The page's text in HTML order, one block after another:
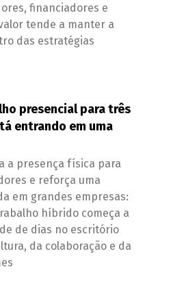
financiadores e
tende a manter a
das estratégias
presencial para três
entrando em uma
a presença física para
e reforça uma
em grandes empresas:
híbrido começa a
de dias no escritório
da colaboração e da